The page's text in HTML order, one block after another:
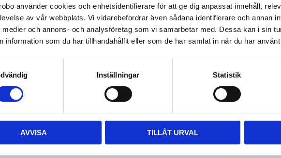
använder cookies och enhetsidentifierare för att ge dig anpassat innehåll,
av vår webbplats. Vi vidarebefordrar även sådana identifierare och annan
medier och annons- och analysföretag som vi samarbetar med. Dessa kan i sin
information som du har tillhandahållit eller som de har samlat in när du har
Inställningar Statistik
AVVISA TILLÅT URVAL